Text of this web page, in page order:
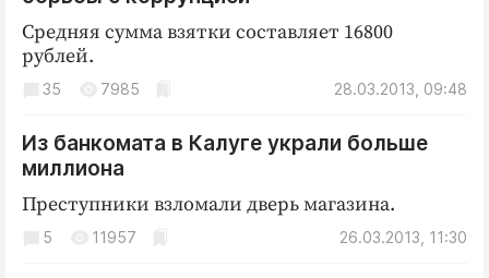
Народные новости
Криминал
Культура
Недвижимость и ЖКХ
Образование
Средняя сумма взятки составляет 16800
рублей.
28.03.2013, 09:48
35 7985
Из банкомата в Калуге украли больше
миллиона
Преступники взломали дверь магазина.
26.03.2013, 11:30
5 11957